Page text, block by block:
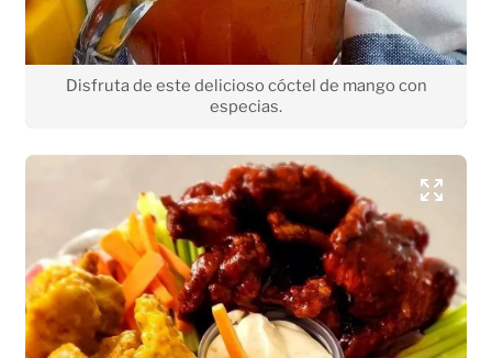
Disfruta de este delicioso cóctel de mango con
especias.